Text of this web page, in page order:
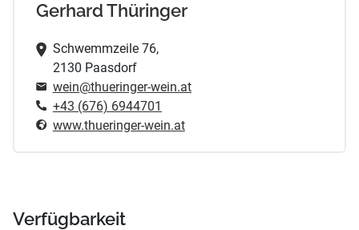
Gerhard Thüringer
Schwemmzeile 76,
2130 Paasdorf
wein@thueringer-wein.at
+43 (676) 6944701
www.thueringer-wein.at
Verfügbarkeit